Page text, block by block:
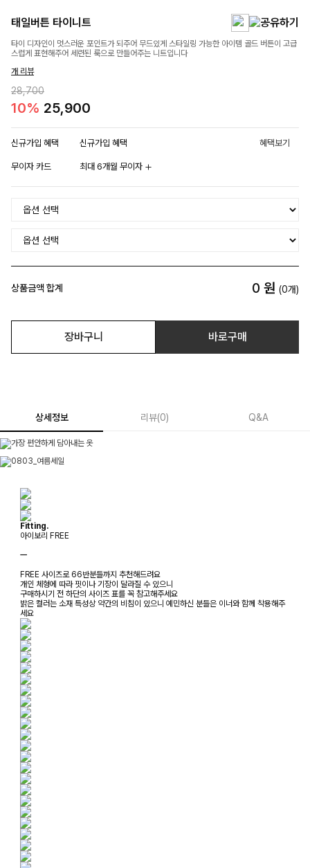
태일버튼 타이니트
타이 디자인이 멋스러운 포인트가 되주어 무드있게 스타일링 가능한 아이템 골드 버튼이 고급
스럽게 표현해주어 세련된 룩으로 만들어주는 니트입니다
개 리뷰
28,700
10% 25,900
신규가입 혜택 신규가입 혜택 혜택보기
무이자 카드 최대 6개월 무이자
상품금액 합계 0 원 (0개)
장바구니 바로구매
상세정보 리뷰(0) Q&A
Fitting.
아이보리 FREE
ㅡ
FREE 사이즈로 66반분들까지 추천해드려요
개인 체형에 따라 핏이나 기장이 달라질 수 있으니
구매하시기 전 하단의 사이즈 표를 꼭 참고해주세요
밝은 컬러는 소재 특성상 약간의 비침이 있으니 예민하신 분들은 이너와 함께 착용해주
세요